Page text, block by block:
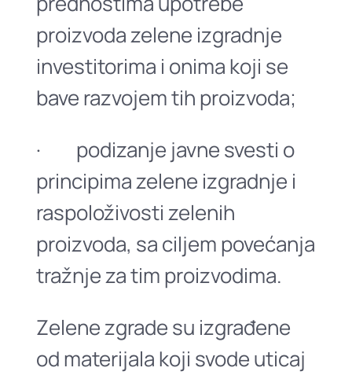
proizvoda zelene izgradnje
investitorima i onima koji se
bave razvojem tih proizvoda;
· podizanje javne svesti o
principima zelene izgradnje i
raspoloživosti zelenih
proizvoda, sa ciljem povećanja
tražnje za tim proizvodima.
Zelene zgrade su izgrađene
od materijala koji svode uticaj